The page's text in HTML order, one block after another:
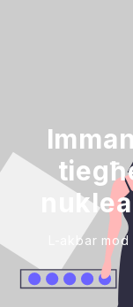
L-akbar